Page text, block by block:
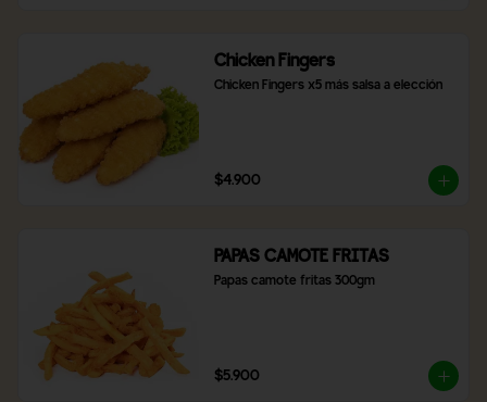
Chicken Fingers
Chicken Fingers x5 más salsa a elección
$4.900
PAPAS CAMOTE FRITAS
Papas camote fritas 300gm
$5.900